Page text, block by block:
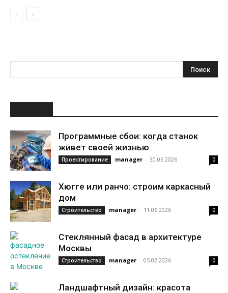
Программные сбои: когда станок
живет своей жизнью
Проектирование manager - 30.06.2026 0
Хюгге или ранчо: строим каркасный
дом
Строительство manager - 11.06.2026 0
Стеклянный фасад в архитектуре
Москвы
Строительство manager - 05.02.2026 0
Ландшафтный дизайн: красота